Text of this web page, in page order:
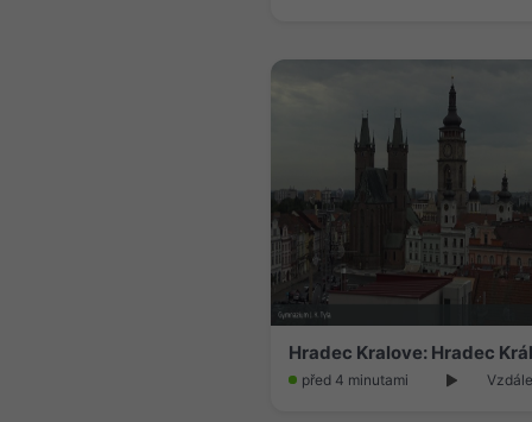
před 4 minutami